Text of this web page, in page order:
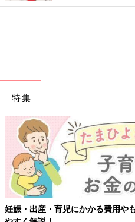
特集
かり 【ワクチン接種できる